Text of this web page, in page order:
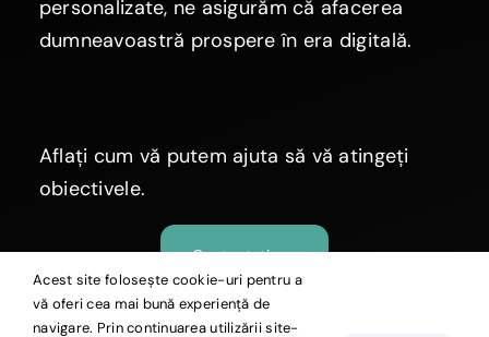
personalizate, ne asigurăm că afacerea
dumneavoastră prospere în era digitală.
Aflați cum vă putem ajuta să vă atingeți
obiectivele.
Contactați-ne
Acest site folosește cookie-uri pentru a
vă oferi cea mai bună experiență de
navigare. Prin continuarea utilizării site-